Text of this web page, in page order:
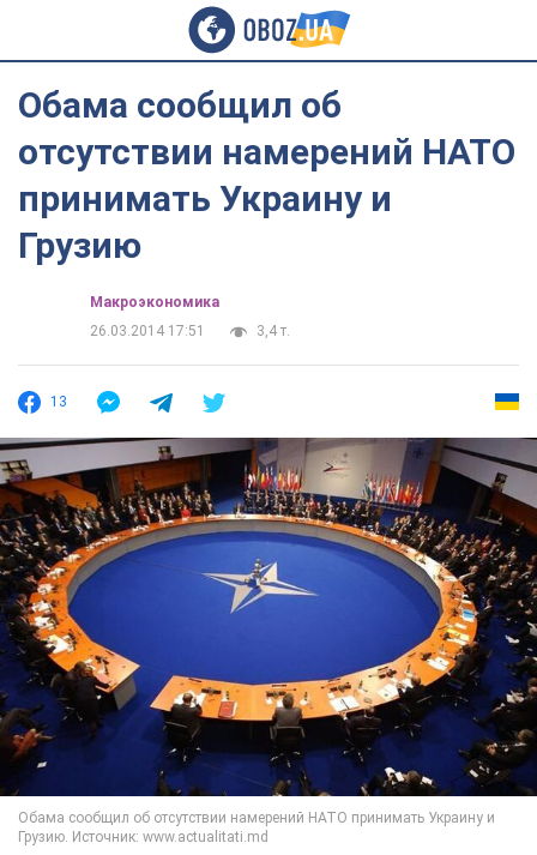
Обама сообщил об
отсутствии намерений НАТО
принимать Украину и
Грузию
Mакроэкономика
26.03.2014 17:51
3,4 т.
13